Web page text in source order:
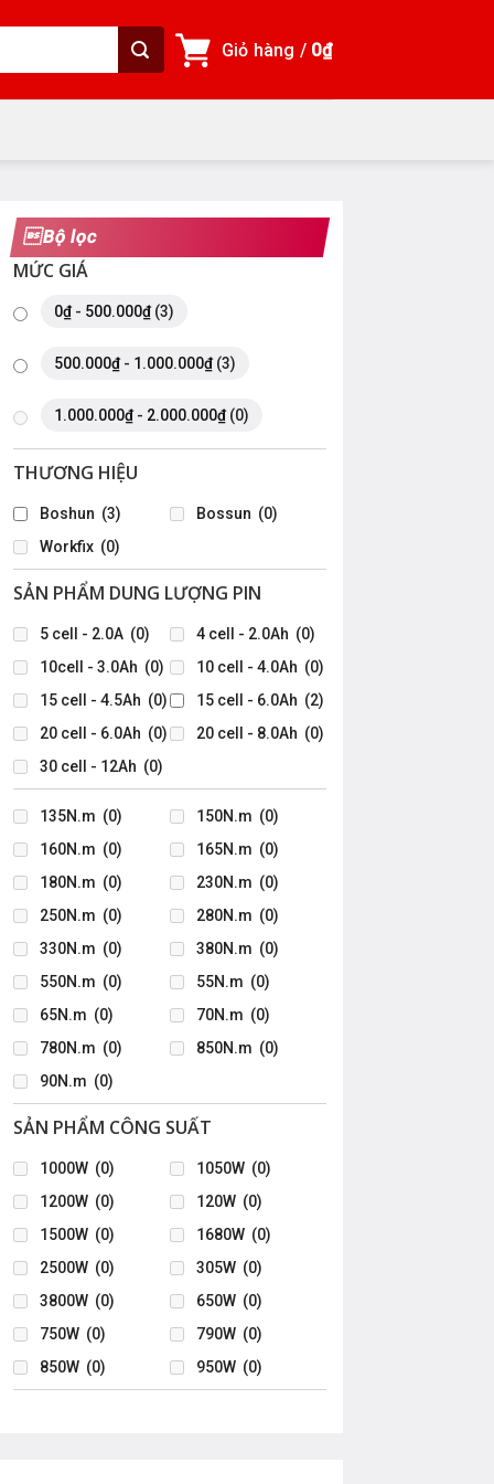
Giỏ hàng / 0₫
Bộ lọc
MỨC GIÁ
0₫- 500.000₫(3)
500.000₫- 1.000.000₫(3)
1.000.000₫- 2.000.000₫(0)
THƯƠNG HIỆU
Boshun (3) Bossun (0)
Workfix (0)
SẢN PHẨM DUNG LƯỢNG PIN
5 cell - 2.0A (0) 4 cell - 2.0Ah (0)
10cell - 3.0Ah (0) 10 cell - 4.0Ah (0)
15 cell - 4.5Ah (0) 15 cell - 6.0Ah (2)
20 cell - 6.0Ah (0) 20 cell - 8.0Ah (0)
30 cell - 12Ah (0)
135N.m (0) 150N.m (0)
160N.m (0) 165N.m (0)
180N.m (0) 230N.m (0)
250N.m (0) 280N.m (0)
330N.m (0) 380N.m (0)
550N.m (0) 55N.m (0)
65N.m (0) 70N.m (0)
780N.m (0) 850N.m (0)
90N.m (0)
SẢN PHẨM CÔNG SUẤT
1000W (0) 1050W (0)
1200W (0) 120W (0)
1500W (0) 1680W (0)
2500W (0) 305W (0)
3800W (0) 650W (0)
750W (0) 790W (0)
850W (0) 950W (0)